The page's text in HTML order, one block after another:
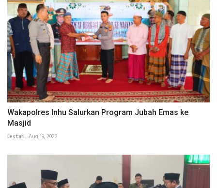
Wakapolres Inhu Salurkan Program Jubah Emas ke
Masjid
Lestari Aug 19, 2022